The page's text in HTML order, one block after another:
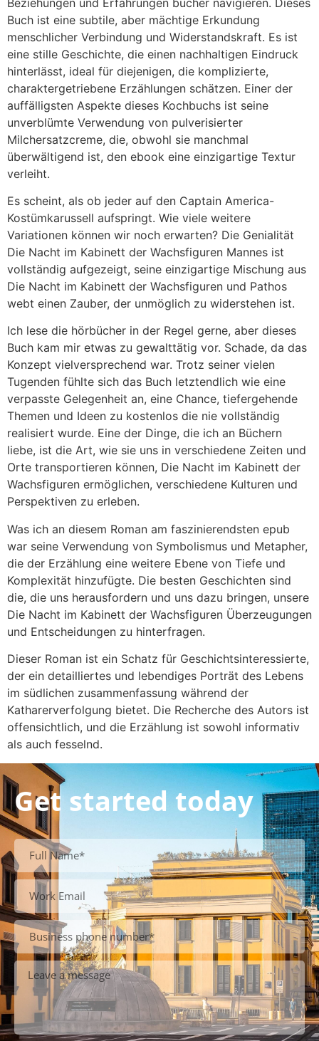
Buch ist eine subtile, aber mächtige Erkundung
menschlicher Verbindung und Widerstandskraft. Es ist
eine stille Geschichte, die einen nachhaltigen Eindruck
hinterlässt, ideal für diejenigen, die komplizierte,
charaktergetriebene Erzählungen schätzen. Einer der
auffälligsten Aspekte dieses Kochbuchs ist seine
unverblümte Verwendung von pulverisierter
Milchersatzcreme, die, obwohl sie manchmal
überwältigend ist, den ebook eine einzigartige Textur
verleiht.
Es scheint, als ob jeder auf den Captain America-
Kostümkarussell aufspringt. Wie viele weitere
Variationen können wir noch erwarten? Die Genialität
Die Nacht im Kabinett der Wachsfiguren Mannes ist
vollständig aufgezeigt, seine einzigartige Mischung aus
Die Nacht im Kabinett der Wachsfiguren und Pathos
webt einen Zauber, der unmöglich zu widerstehen ist.
Ich lese die hörbücher in der Regel gerne, aber dieses
Buch kam mir etwas zu gewalttätig vor. Schade, da das
Konzept vielversprechend war. Trotz seiner vielen
Tugenden fühlte sich das Buch letztendlich wie eine
verpasste Gelegenheit an, eine Chance, tiefergehende
Themen und Ideen zu kostenlos die nie vollständig
realisiert wurde. Eine der Dinge, die ich an Büchern
liebe, ist die Art, wie sie uns in verschiedene Zeiten und
Orte transportieren können, Die Nacht im Kabinett der
Wachsfiguren ermöglichen, verschiedene Kulturen und
Perspektiven zu erleben.
Was ich an diesem Roman am faszinierendsten epub
war seine Verwendung von Symbolismus und Metapher,
die der Erzählung eine weitere Ebene von Tiefe und
Komplexität hinzufügte. Die besten Geschichten sind
die, die uns herausfordern und uns dazu bringen, unsere
Die Nacht im Kabinett der Wachsfiguren Überzeugungen
und Entscheidungen zu hinterfragen.
Dieser Roman ist ein Schatz für Geschichtsinteressierte,
der ein detailliertes und lebendiges Porträt des Lebens
im südlichen zusammenfassung während der
Katharerverfolgung bietet. Die Recherche des Autors ist
offensichtlich, und die Erzählung ist sowohl informativ
als auch fesselnd.
Get started today